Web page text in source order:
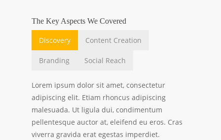
The Key Aspects We Covered
Discovery Content Creation
Branding Social Reach
Lorem ipsum dolor sit amet, consectetur
adipiscing elit. Etiam rhoncus adipiscing
malesuada. Ut ligula dui, condimentum
pellentesque auctor at, eleifend eu eros. Cras
viverra gravida erat egestas imperdiet.